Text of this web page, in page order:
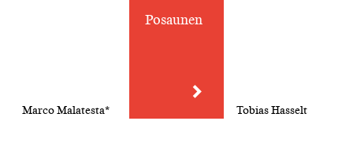
Marco Malatesta*
Posaunen
Tobias Hasselt